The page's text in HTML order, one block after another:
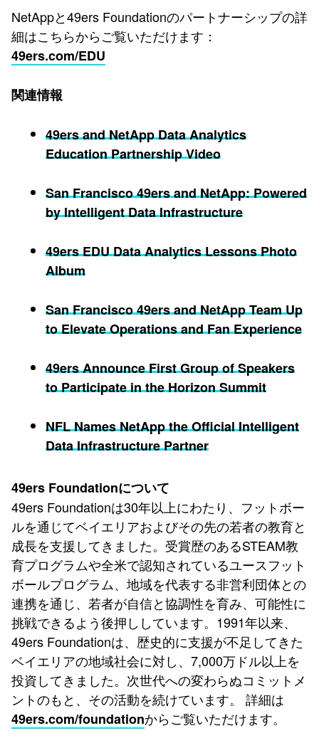
NetAppと49ers Foundationのパートナーシップの詳
細はこちらからご覧いただけます：
49ers.com/EDU
関連情報
49ers and NetApp Data Analytics
Education Partnership Video
San Francisco 49ers and NetApp: Powered
by Intelligent Data Infrastructure
49ers EDU Data Analytics Lessons Photo
Album
San Francisco 49ers and NetApp Team Up
to Elevate Operations and Fan Experience
49ers Announce First Group of Speakers
to Participate in the Horizon Summit
NFL Names NetApp the Official Intelligent
Data Infrastructure Partner
49ers Foundationについて
49ers Foundationは30年以上にわたり、フットボー
ルを通じてベイエリアおよびその先の若者の教育と
成長を支援してきました。受賞歴のあるSTEAM教
育プログラムや全米で認知されているユースフット
ボールプログラム、地域を代表する非営利団体との
連携を通じ、若者が自信と協調性を育み、可能性に
挑戦できるよう後押ししています。1991年以来、
49ers Foundationは、歴史的に支援が不足してきた
ベイエリアの地域社会に対し、7,000万ドル以上を
投資してきました。次世代への変わらぬコミットメ
ントのもと、その活動を続けています。 詳細は
49ers.com/foundationからご覧いただけます。